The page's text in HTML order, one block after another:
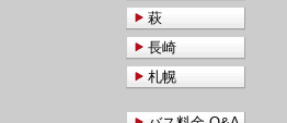
萩
長崎
札幌